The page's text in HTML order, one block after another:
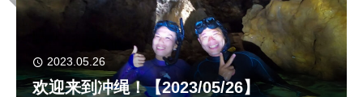
2023.05.26
欢迎来到冲绳！【2023/05/26】